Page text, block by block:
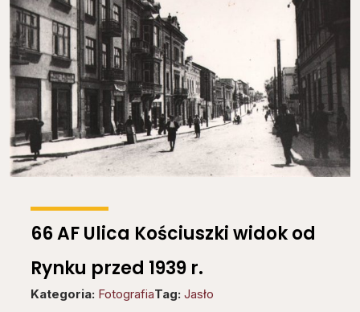
66 AF Ulica Kościuszki widok od
Rynku przed 1939 r.
Kategoria: FotografiaTag: Jasło